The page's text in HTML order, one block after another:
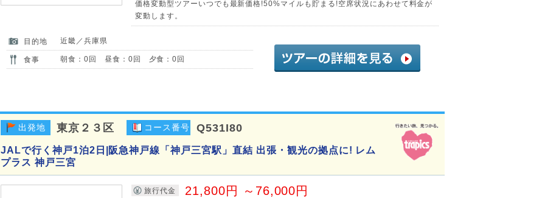
価格変動型ツアーいつでも最新価格!50%マイルも貯まる!空席状況にあわせて料金が
変動します。
目的地 近畿／兵庫県
食事 朝食：0回 昼食：0回 夕食：0回
出発地 東京２３区 コース番号 Q531I80
JALで行く神戸1泊2日|阪急神戸線「神戸三宮駅」直結 出張・観光の拠点に! レム
プラス 神戸三宮
旅行代金 21,800円 ～76,000円